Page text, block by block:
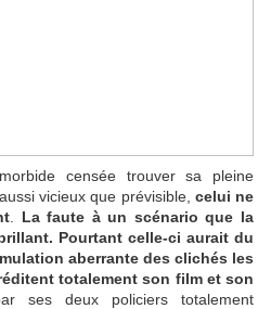
censée trouver sa pleine
vicieux que prévisible, celui ne
La faute à un scénario que la
Pourtant celle-ci aurait du
aberrante des clichés les
totalement son film et son
ses deux policiers totalement